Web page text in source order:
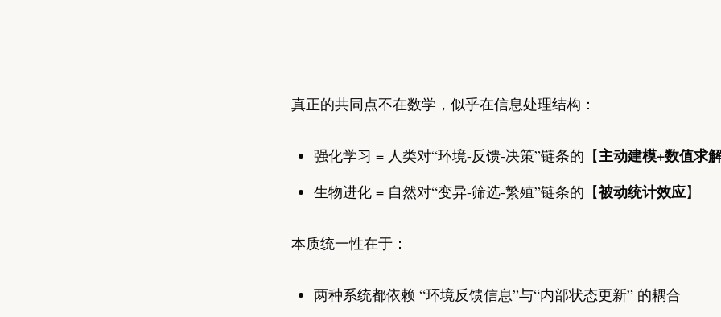
真正的共同点不在数学，似乎在信息处理结构：
强化学习 = 人类对“环境-反馈-决策”链条的【主动建模+数值求
生物进化 = 自然对“变异-筛选-繁殖”链条的【被动统计效应】
本质统一性在于：
两种系统都依赖 “环境反馈信息”与“内部状态更新” 的耦合